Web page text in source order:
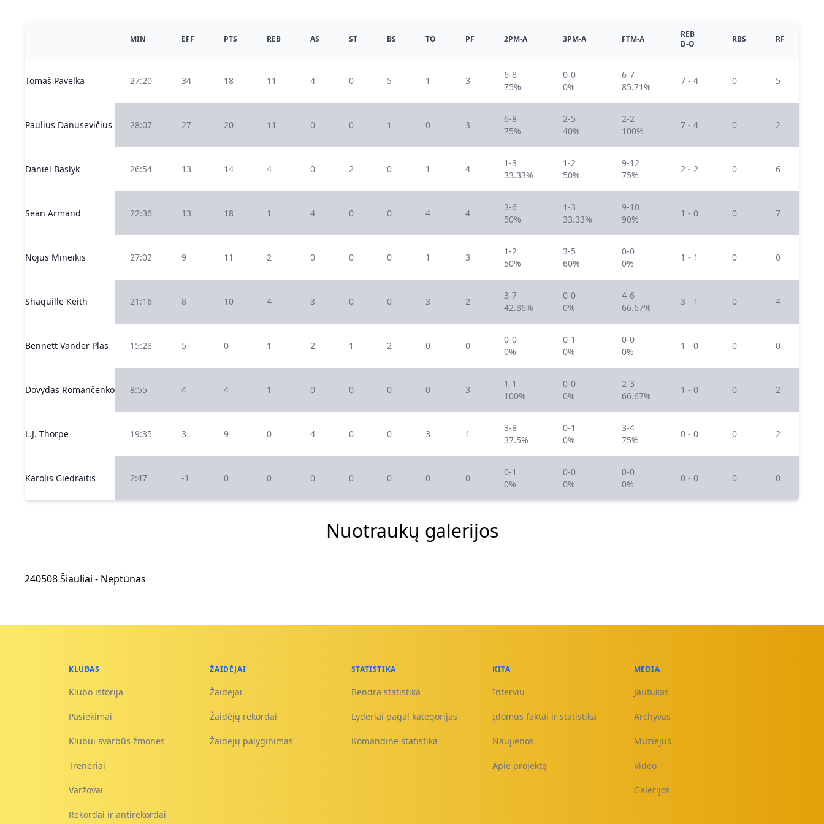
MIN EFF PTS REB AS ST BS TO PF 2PM-A 3PM-A FTM-A
REB
D-O
RBS RF
Tomaš Pavelka 27:20 34 18 11 4 0 5 1 3
6-8
75%
0-0
0%
6-7
85.71%
7 - 4 0 5
Paulius Danusevičius 28:07 27 20 11 0 0 1 0 3
6-8
75%
2-5
40%
2-2
100%
7 - 4 0 2
Daniel Baslyk 26:54 13 14 4 0 2 0 1 4
1-3
33.33%
1-2
50%
9-12
75%
2 - 2 0 6
Sean Armand 22:36 13 18 1 4 0 0 4 4
3-6
50%
1-3
33.33%
9-10
90%
1 - 0 0 7
Nojus Mineikis 27:02 9 11 2 0 0 0 1 3
1-2
50%
3-5
60%
0-0
0%
1 - 1 0 0
Shaquille Keith 21:16 8 10 4 3 0 0 3 2
3-7
42.86%
0-0
0%
4-6
66.67%
3 - 1 0 4
Bennett Vander Plas 15:28 5 0 1 2 1 2 0 0
0-0
0%
0-1
0%
0-0
0%
1 - 0 0 0
Dovydas Romančenko 8:55 4 4 1 0 0 0 0 3
1-1
100%
0-0
0%
2-3
66.67%
1 - 0 0 2
L.J. Thorpe 19:35 3 9 0 4 0 0 3 1
3-8
37.5%
0-1
0%
3-4
75%
0 - 0 0 2
Karolis Giedraitis 2:47 -1 0 0 0 0 0 0 0
0-1
0%
0-0
0%
0-0
0%
0 - 0 0 0
Nuotraukų galerijos
240508 Šiauliai - Neptūnas
KLUBAS
Klubo istorija
Pasiekimai
Klubui svarbūs žmonės
Treneriai
Varžovai
Rekordai ir antirekordai
ŽAIDĖJAI
Žaidėjai
Žaidėjų rekordai
Žaidėjų palyginimas
STATISTIKA
Bendra statistika
Lyderiai pagal kategorijas
Komandinė statistika
KITA
Interviu
Įdomūs faktai ir statistika
Naujienos
Apie projektą
MEDIA
Jautukas
Archyvas
Muziejus
Video
Galerijos